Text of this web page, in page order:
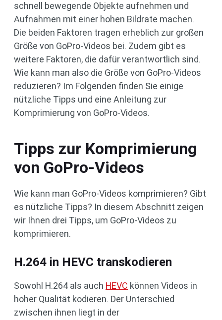
schnell bewegende Objekte aufnehmen und
Aufnahmen mit einer hohen Bildrate machen.
Die beiden Faktoren tragen erheblich zur großen
Größe von GoPro-Videos bei. Zudem gibt es
weitere Faktoren, die dafür verantwortlich sind.
Wie kann man also die Größe von GoPro-Videos
reduzieren? Im Folgenden finden Sie einige
nützliche Tipps und eine Anleitung zur
Komprimierung von GoPro-Videos.
Tipps zur Komprimierung
von GoPro-Videos
Wie kann man GoPro-Videos komprimieren? Gibt
es nützliche Tipps? In diesem Abschnitt zeigen
wir Ihnen drei Tipps, um GoPro-Videos zu
komprimieren.
H.264 in HEVC transkodieren
Sowohl H.264 als auch HEVC können Videos in
hoher Qualität kodieren. Der Unterschied
zwischen ihnen liegt in der